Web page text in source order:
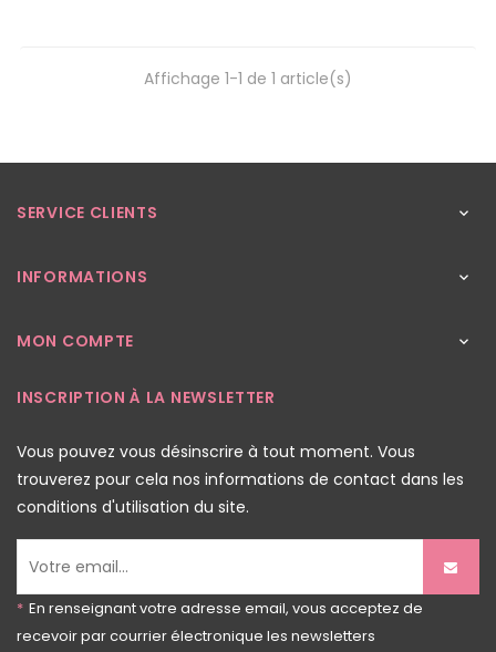
Affichage 1-1 de 1 article(s)
SERVICE CLIENTS 
INFORMATIONS 
MON COMPTE 
INSCRIPTION À LA NEWSLETTER
Vous pouvez vous désinscrire à tout moment. Vous
trouverez pour cela nos informations de contact dans les
conditions d'utilisation du site.
* En renseignant votre adresse email, vous acceptez de
recevoir par courrier électronique les newsletters